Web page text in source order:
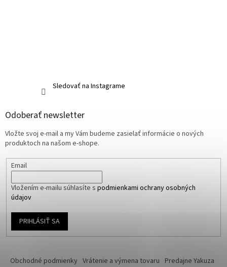
Sledovať na Instagrame
Odoberať newsletter
Vložte svoj e-mail a my Vám budeme zasielať informácie o nových
produktoch na našom e-shope.
Email
Vložením e-mailu súhlasíte s podmienkami ochrany osobných
údajov
PRIHLÁSIŤ SA
Obchodné podmienky Vrátenie a výmena tovaru Predajne Yakuza